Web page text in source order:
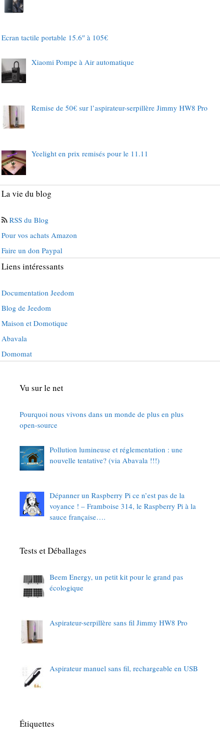
Ecran tactile portable 15.6″ à 105€
Xiaomi Pompe à Air automatique
Remise de 50€ sur l’aspirateur-serpillère Jimmy HW8 Pro
Yeelight en prix remisés pour le 11.11
La vie du blog
RSS du Blog
Pour vos achats Amazon
Faire un don Paypal
Liens intéressants
Documentation Jeedom
Blog de Jeedom
Maison et Domotique
Abavala
Domomat
Vu sur le net
Pourquoi nous vivons dans un monde de plus en plus
open-source
Pollution lumineuse et réglementation : une
nouvelle tentative? (via Abavala !!!)
Dépanner un Raspberry Pi ce n’est pas de la
voyance ! – Framboise 314, le Raspberry Pi à la
sauce française….
Tests et Déballages
Beem Energy, un petit kit pour le grand pas
écologique
Aspirateur-serpillère sans fil Jimmy HW8 Pro
Aspirateur manuel sans fil, rechargeable en USB
Étiquettes